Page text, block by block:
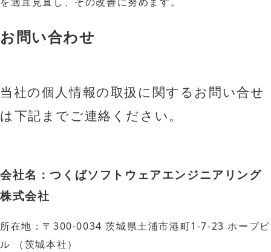
お問い合わせ
当社の個人情報の取扱に関するお問い合せ
は下記までご連絡ください。
会社名：つくばソフトウェアエンジニアリング
株式会社
所在地：〒300-0034 茨城県土浦市港町1-7-23 ホープビ
ル （茨城本社）